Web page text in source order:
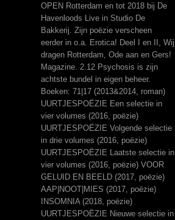
OPEN Rotterdam en tot 2018 bij De
Havenloods Live in Studio De
Bakkerij. Zijn poëzie verscheen
eerder in o.a. Erotica! Deel I en II, Wij
dragen Rotterdam, Ode aan en Gers!
Magazine. 2.12 Psychosis is zijn
achtste bundel in eigen beheer.
Boeken: 71|17 (2013&2014, roman)
UURTJESPOËZIE Een selectie in
vier volumes (2016, poëzie)
UURTJESPOËZIE Volgende selectie
in drie volumes (2016, poëzie)
UURTJESPOËZIE Laatste selectie in
vier volumes (2016, poëzie) VOOR
GELUID EN BEELD (2017, poëzie)
AAP|NOOT|MIES (2017, poëzie)
INSOMNIA (2018, poëzie)
UURTJESPOËZIE Nieuwe selectie in